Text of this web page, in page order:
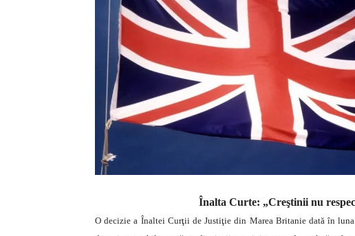
Înalta Curte: „Creştinii nu
O decizie a Înaltei Curţii de Justiţie din Marea Britanie dată în